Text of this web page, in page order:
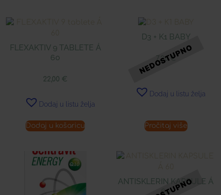
FLEXAKTIV 9 TABLETE Á
60
22,00 €
Dodaj u listu želja
Dodaj u košaricu
D3 + K1 BABY
7,26€
Dodaj u listu želja
Pročitaj više
ANTISKLERIN KAPSULE Á
60